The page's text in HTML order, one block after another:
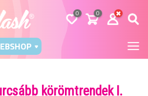
0 0
körömtrendek I.